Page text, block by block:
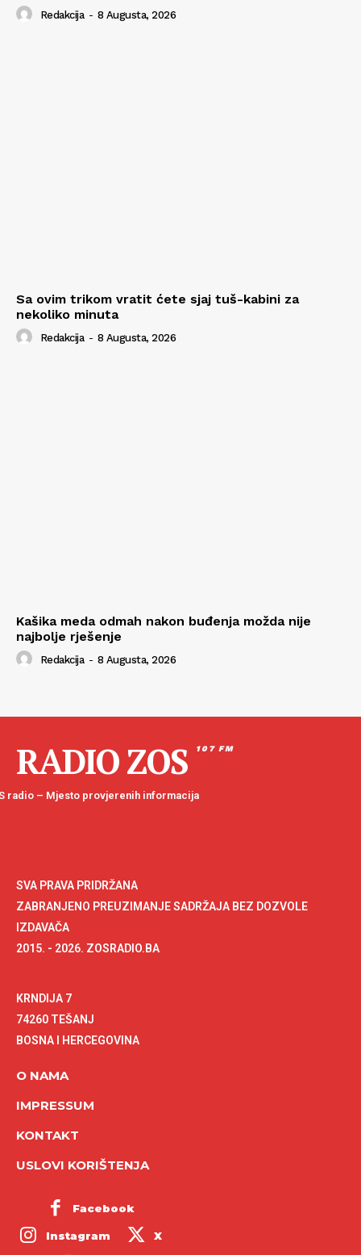
Redakcija - 8 Augusta, 2026
Sa ovim trikom vratit ćete sjaj tuš-kabini za
nekoliko minuta
Redakcija - 8 Augusta, 2026
Kašika meda odmah nakon buđenja možda nije
najbolje rješenje
Redakcija - 8 Augusta, 2026
RADIO ZOS 107 FM
radio – Mjesto provjerenih informacija
SVA PRAVA PRIDRŽANA
ZABRANJENO PREUZIMANJE SADRŽAJA BEZ DOZVOLE
IZDAVAČA
2015. - 2026. ZOSRADIO.BA
KRNDIJA 7
74260 TEŠANJ
BOSNA I HERCEGOVINA
O NAMA
IMPRESSUM
KONTAKT
USLOVI KORIŠTENJA
Facebook
Instagram X